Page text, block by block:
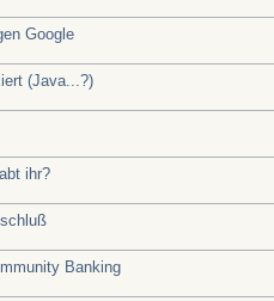
Google
(Java...?)
ihr?
Banking